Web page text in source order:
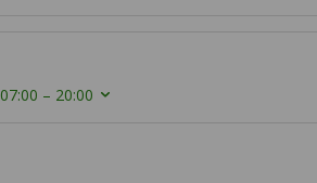
07:00 – 20:00